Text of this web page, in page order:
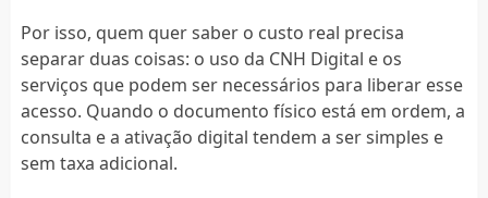
Por isso, quem quer saber o custo real precisa
separar duas coisas: o uso da CNH Digital e os
serviços que podem ser necessários para liberar esse
acesso. Quando o documento físico está em ordem, a
consulta e a ativação digital tendem a ser simples e
sem taxa adicional.